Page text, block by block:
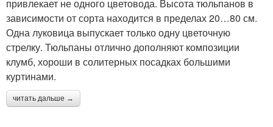
привлекает не одного цветовода. Высота тюльпанов в
зависимости от сорта находится в пределах 20…80 см.
Одна луковица выпускает только одну цветочную
стрелку. Тюльпаны отлично дополняют композиции
клумб, хороши в солитерных посадках большими
куртинами.
читать дальше →